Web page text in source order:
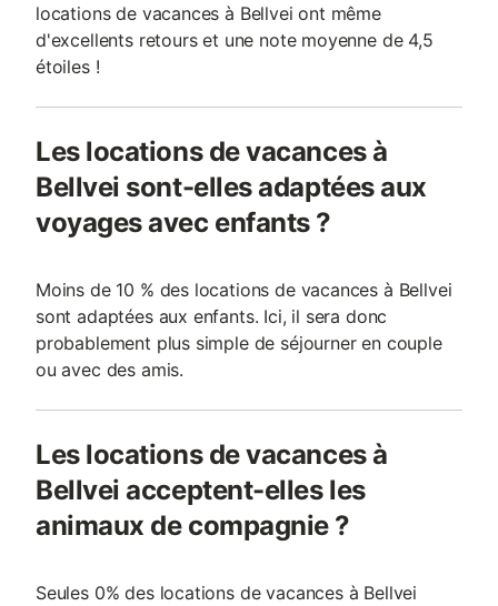
locations de vacances à Bellvei ont même
d'excellents retours et une note moyenne de 4,5
étoiles !
Les locations de vacances à
Bellvei sont-elles adaptées aux
voyages avec enfants ?
Moins de 10 % des locations de vacances à Bellvei
sont adaptées aux enfants. Ici, il sera donc
probablement plus simple de séjourner en couple
ou avec des amis.
Les locations de vacances à
Bellvei acceptent-elles les
animaux de compagnie ?
Seules 0% des locations de vacances à Bellvei